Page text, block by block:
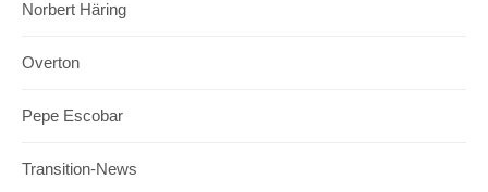
Norbert Häring
Overton
Pepe Escobar
Transition-News